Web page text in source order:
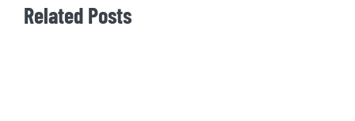
Related Posts